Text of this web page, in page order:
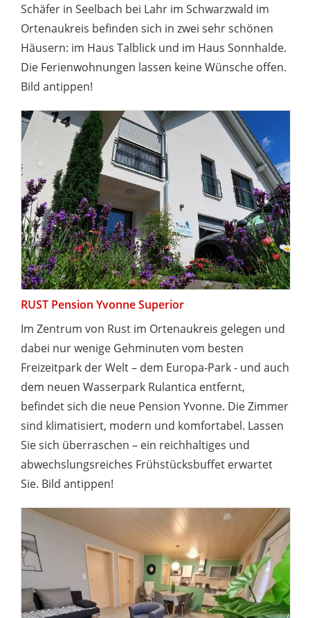
Schäfer in Seelbach bei Lahr im Schwarzwald im
Ortenaukreis befinden sich in zwei sehr schönen
Häusern: im Haus Talblick und im Haus Sonnhalde.
Die Ferienwohnungen lassen keine Wünsche offen.
Bild antippen!
RUST Pension Yvonne Superior
Im Zentrum von Rust im Ortenaukreis gelegen und
dabei nur wenige Gehminuten vom besten
Freizeitpark der Welt – dem Europa-Park - und auch
dem neuen Wasserpark Rulantica entfernt,
befindet sich die neue Pension Yvonne. Die Zimmer
sind klimatisiert, modern und komfortabel. Lassen
Sie sich überraschen – ein reichhaltiges und
abwechslungsreiches Frühstücksbuffet erwartet
Sie. Bild antippen!